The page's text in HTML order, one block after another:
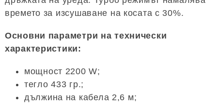
времето за изсушаване на косата с 30%.
Основни параметри на технически
характеристики:
мощност 2200 W;
тегло 433 гр.;
дължина на кабела 2,6 м;